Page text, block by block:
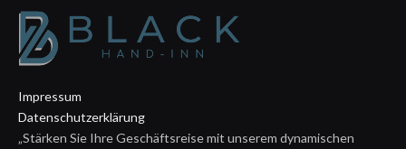
Impressum
Datenschutzerklärung
„Stärken Sie Ihre Geschäftsreise mit unserem dynamischen